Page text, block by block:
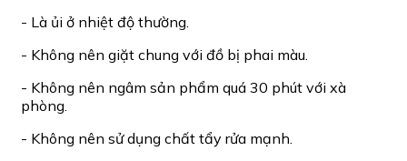
- Là ủi ở nhiệt độ thường.
- Không nên giặt chung với đồ bị phai màu.
- Không nên ngâm sản phẩm quá 30 phút với xà
phòng.
- Không nên sử dụng chất tẩy rửa mạnh.